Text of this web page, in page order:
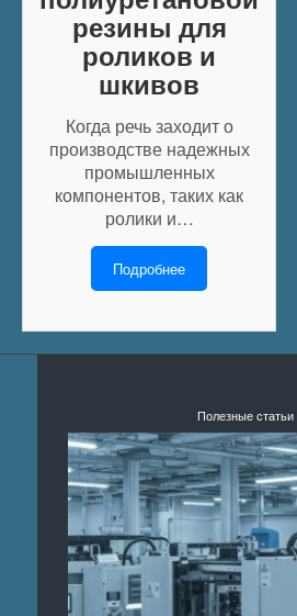
резины для
роликов и
шкивов
Когда речь заходит о
производстве надежных
промышленных
компонентов, таких как
ролики и…
Подробнее
Полезные статьи